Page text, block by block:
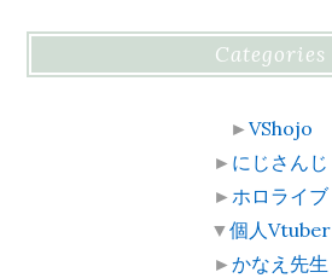
Categories
►VShojo
► にじさんじ
► ホロライブ
▼個人Vtuber
►かなえ先生